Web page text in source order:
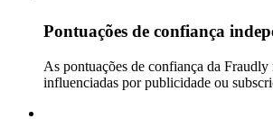
Pontuações de confiança
As pontuações de confiança da Fraudly
influenciadas por publicidade ou